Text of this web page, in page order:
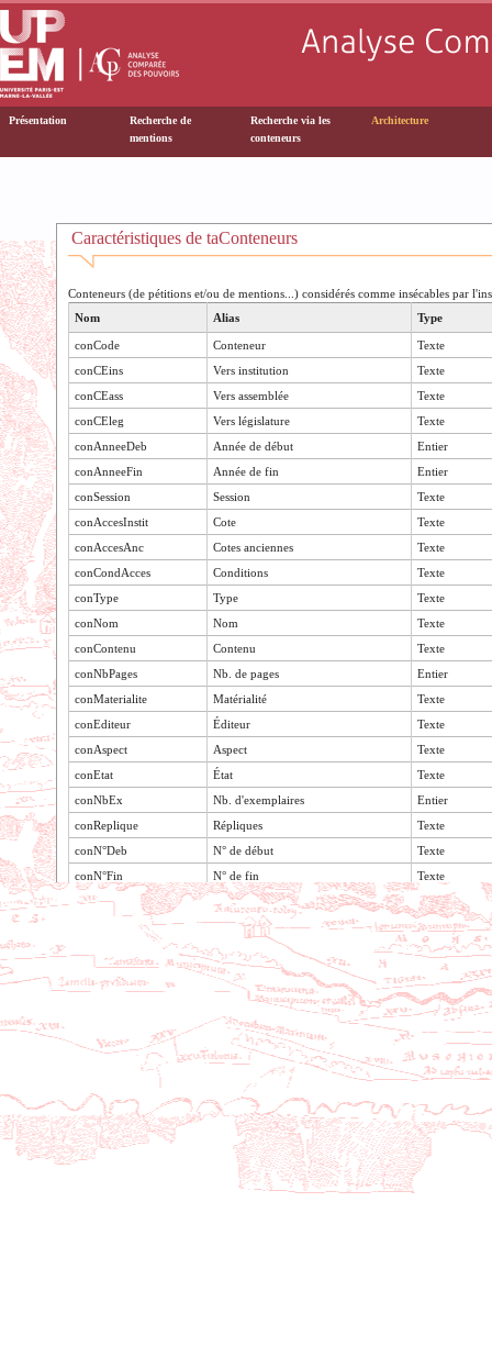
Présentation
Recherche de
mentions
Recherche via les
conteneurs
Architecture
Caractéristiques de taConteneurs
Conteneurs (de pétitions et/ou de mentions...) considérés comme insécables par
Nom
Alias Type
conCode Conteneur
Texte
conCEins
Vers institution
Texte
conCEass
Vers assemblée
Texte
conCEleg
Vers législature
Texte
conAnneeDeb
Année de début
Entier
conAnneeFin
Année de fin
Entier
conSession
Session
Texte
conAccesInstit
Cote
Texte
conAccesAnc
Cotes anciennes
Texte
conCondAcces
Conditions
Texte
conType
Type
Texte
conNom
Nom
Texte
conContenu
Contenu
Texte
conNbPages
Nb. de pages
Entier
conMaterialite
Matérialité
Texte
conEditeur
Éditeur
Texte
conAspect
Aspect
Texte
conEtat
État
Texte
conNbEx
Nb. d'exemplaires
Entier
conReplique
Répliques
Texte
conN°Deb
N° de début
Texte
conN°Fin
N° de fin
Texte
conOrdreSections
Ordre
Texte
conOrgaSections
Organisation
Texte
Saisie : date
Date
conSaiNom
Saisie : nom
Texte
Saisie : remarques
Texte
Révision : date
conRevNom
Révision : nom
Texte
Révision : remarques
Texte
conComplements
Compléments Texte
Voir le contenu de la table